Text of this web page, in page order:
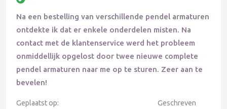
Na een bestelling van verschillende pendel armaturen
ontdekte ik dat er enkele onderdelen misten. Na
contact met de klantenservice werd het probleem
onmiddellijk opgelost door twee nieuwe complete
pendel armaturen naar me op te sturen. Zeer aan te
bevelen!
Geplaatst op:
Geschreven